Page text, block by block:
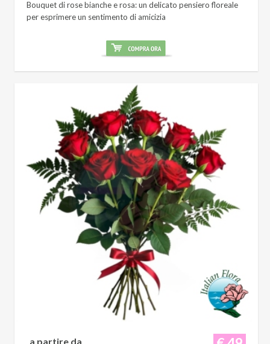
Bouquet di rose bianche e rosa: un delicato pensiero floreale
per esprimere un sentimento di amicizia
a partire da